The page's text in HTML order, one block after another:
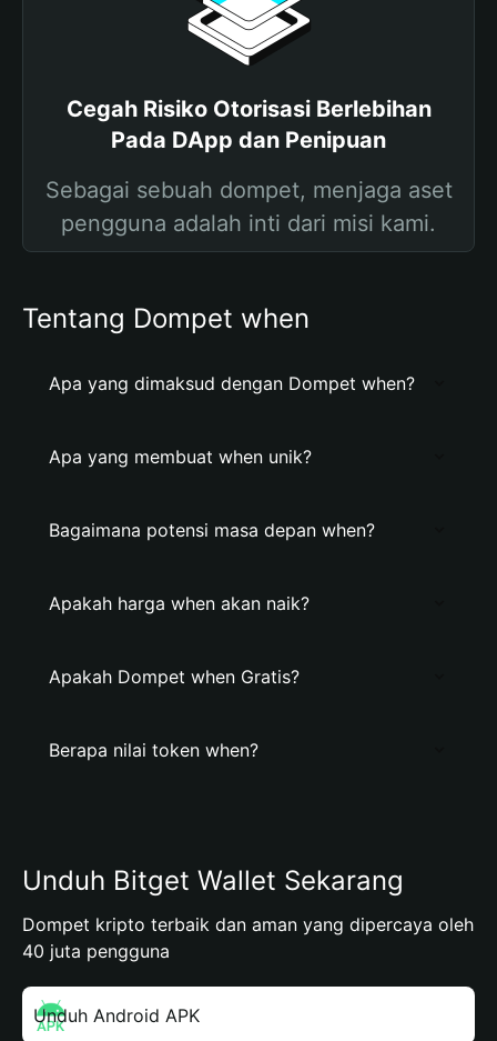
Cegah Risiko Otorisasi Berlebihan
Pada DApp dan Penipuan
Sebagai sebuah dompet, menjaga aset
pengguna adalah inti dari misi kami.
Tentang Dompet when
Apa yang dimaksud dengan Dompet when?
Apa yang membuat when unik?
Bagaimana potensi masa depan when?
Apakah harga when akan naik?
Apakah Dompet when Gratis?
Berapa nilai token when?
Unduh Bitget Wallet Sekarang
Dompet kripto terbaik dan aman yang dipercaya oleh
40 juta pengguna
Unduh Android APK